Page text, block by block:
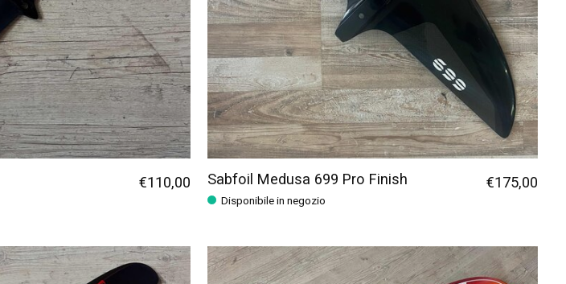
€110,00 Sabfoil Medusa 699 Pro Finish
Disponibile in negozio
€175,00